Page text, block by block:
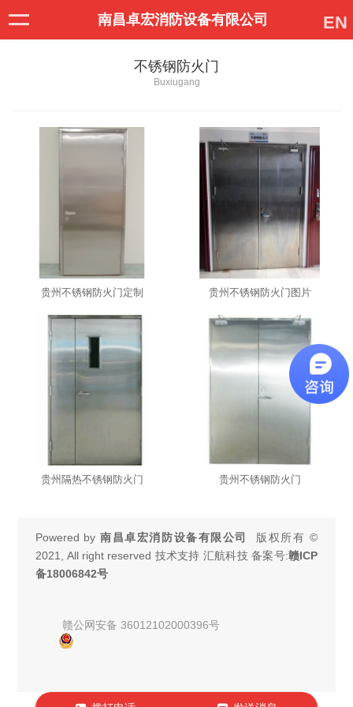
南昌卓宏消防设备有限公司 EN
不锈钢防火门
Buxiugang
贵州不锈钢防火门定制 贵州不锈钢防火门图片
贵州隔热不锈钢防火门 贵州不锈钢防火门
Powered by 南昌卓宏消防设备有限公司
版权所有 ©
2021, All right reserved 技术支持 汇航科技 备案号:赣ICP
备18006842号
赣公网安备 36012102000396号